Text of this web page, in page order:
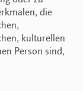
die
kulturellen
Person sind,